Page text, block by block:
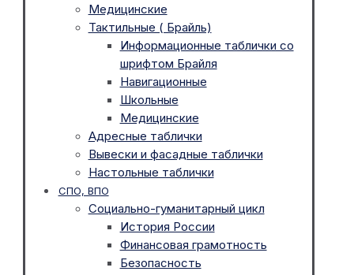
Медицинские
Тактильные ( Брайль)
Информационные таблички со
шрифтом Брайля
Навигационные
Школьные
Медицинские
Адресные таблички
Вывески и фасадные таблички
Настольные таблички
СПО, ВПО
Социально-гуманитарный цикл
История России
Финансовая грамотность
Безопасность